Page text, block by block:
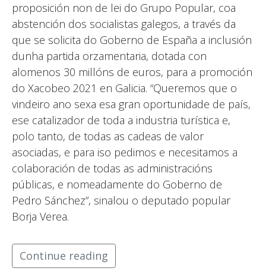
proposición non de lei do Grupo Popular, coa
abstención dos socialistas galegos, a través da
que se solicita do Goberno de España a inclusión
dunha partida orzamentaria, dotada con
alomenos 30 millóns de euros, para a promoción
do Xacobeo 2021 en Galicia. “Queremos que o
vindeiro ano sexa esa gran oportunidade de país,
ese catalizador de toda a industria turística e,
polo tanto, de todas as cadeas de valor
asociadas, e para iso pedimos e necesitamos a
colaboración de todas as administracións
públicas, e nomeadamente do Goberno de
Pedro Sánchez”, sinalou o deputado popular
Borja Verea.
Continue reading